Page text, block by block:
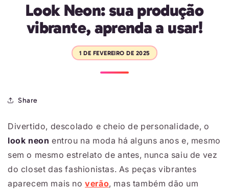
Look Neon: sua produção
vibrante, aprenda a usar!
1 DE FEVEREIRO DE 2025
Share
Divertido, descolado e cheio de personalidade, o
look neon entrou na moda há alguns anos e, mesmo
sem o mesmo estrelato de antes, nunca saiu de vez
do closet das fashionistas. As peças vibrantes
aparecem mais noverão, mas também dão um